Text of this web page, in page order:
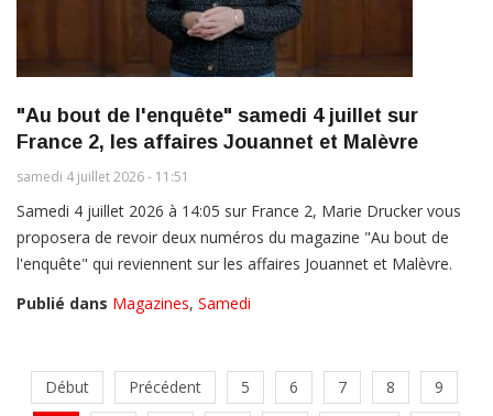
"Au bout de l'enquête" samedi 4 juillet sur
France 2, les affaires Jouannet et Malèvre
samedi 4 juillet 2026 - 11:51
Samedi 4 juillet 2026 à 14:05 sur France 2, Marie Drucker vous
proposera de revoir deux numéros du magazine "Au bout de
l'enquête" qui reviennent sur les affaires Jouannet et Malèvre.
Publié dans Magazines, Samedi
Début Précédent 5 6 7 8
9